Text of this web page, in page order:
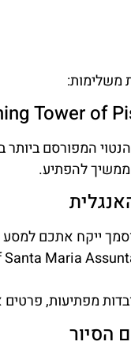
משלימות:
מוסמך ייקח
מפתיעות,